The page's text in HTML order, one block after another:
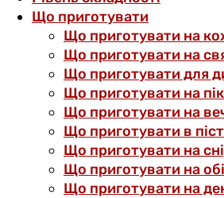
Що приготувати
Що приготувати на
Що приготувати на
Що приготувати для
Що приготувати на
Що приготувати на
Що приготувати в піст
Що приготувати на
Що приготувати на
Що приготувати на